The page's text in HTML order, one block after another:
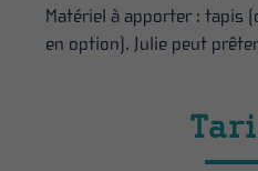
Matériel à apporter : tapis
en option). Julie peut